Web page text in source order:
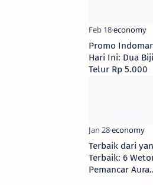
Promo
Hari Ini: Dua Biji
Telur Rp 5.000
Terbaik dari
Terbaik: 6
Pemancar Aura